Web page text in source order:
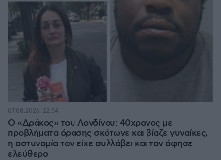
Ο «Δράκος» του Λονδίνου: 40χρονος με
προβλήματα όρασης σκότωνε και βίαζε γυναίκες,
η αστυνομία τον είχε συλλάβει και τον άφησε
ελεύθερο
07.08.2026, 22:54